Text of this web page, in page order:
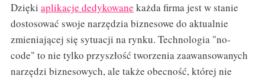
Dzięki aplikacje dedykowane każda firma jest w stanie
dostosować swoje narzędzia biznesowe do aktualnie
zmieniającej się sytuacji na rynku. Technologia "no-
code" to nie tylko przyszłość tworzenia zaawansowanych
narzędzi biznesowych, ale także obecność, której nie